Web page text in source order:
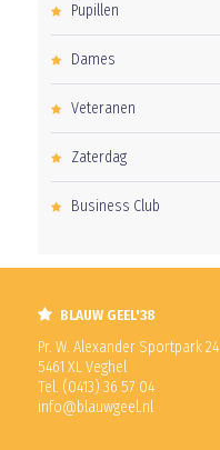
Pupillen
Dames
Veteranen
Zaterdag
Business Club
BLAUW GEEL'38
Pr. W. Alexander Sportpark 24
5461 XL Veghel
Tel. (0413) 36 57 04
info@blauwgeel.nl